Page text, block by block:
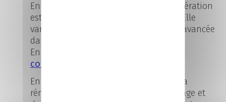
En
, la rémunération
est calculée en pourcentage du SMIC. Elle
varie selon l’âge de l’alternant et son avancée
dans le parcours de formation.
En savoir plus sur la
contrat d’apprentissage.
En
, la
rémunération dépend également de l’âge et